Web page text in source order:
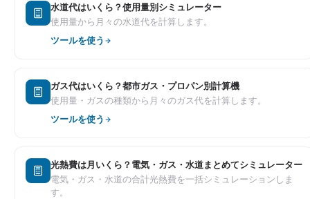
水道代はいくら？使用量別シミュレーター
使用量から月々の水道代を計算します。
ツールを使う
ガス代はいくら？都市ガス・プロパン別計算機
使用量・ガスの種類から月々のガス代を計算します。
ツールを使う
光熱費は月いくら？電気・ガス・水道まとめてシミュレーター
電気・ガス・水道の合計光熱費を一括シミュレーションしま
す。